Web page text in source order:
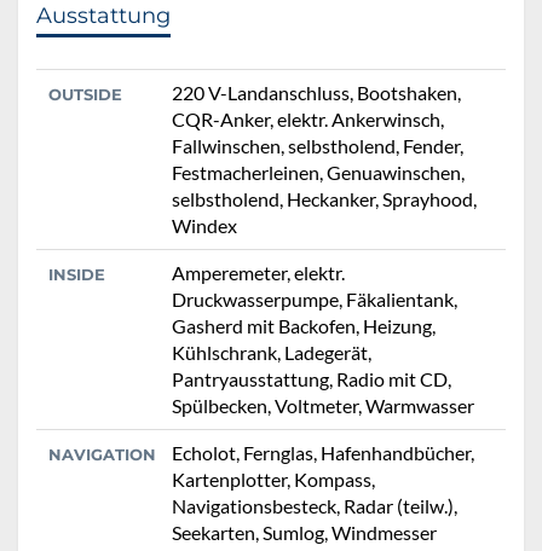
Ausstattung
OUTSIDE
220 V-Landanschluss, Bootshaken,
CQR-Anker, elektr. Ankerwinsch,
Fallwinschen, selbstholend, Fender,
Festmacherleinen, Genuawinschen,
selbstholend, Heckanker, Sprayhood,
Windex
INSIDE
Amperemeter, elektr.
Druckwasserpumpe, Fäkalientank,
Gasherd mit Backofen, Heizung,
Kühlschrank, Ladegerät,
Pantryausstattung, Radio mit CD,
Spülbecken, Voltmeter, Warmwasser
NAVIGATION
Echolot, Fernglas, Hafenhandbücher,
Kartenplotter, Kompass,
Navigationsbesteck, Radar (teilw.),
Seekarten, Sumlog, Windmesser